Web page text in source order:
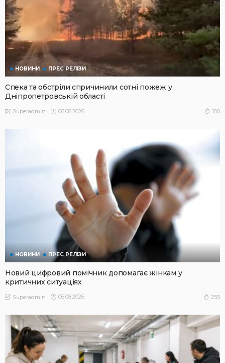
НОВИНИ ПРЕС РЕЛІЗИ
Спека та обстріли спричинили сотні пожеж у
Дніпропетровській області
Superadmin 06.08.2026 100
НОВИНИ ПРЕС РЕЛІЗИ
Новий цифровий помічник допомагає жінкам у
критичних ситуаціях
Superadmin 06.08.2026 255